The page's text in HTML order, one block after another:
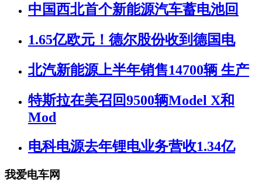
中国西北首个新能源汽车蓄电池回
1.65亿欧元！德尔股份收到德国电
北汽新能源上半年销售14700辆 生产
特斯拉在美召回9500辆Model X和
Mod
电科电源去年锂电业务营收1.34亿
我爱电车网